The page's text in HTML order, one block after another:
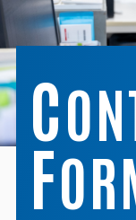
C
F